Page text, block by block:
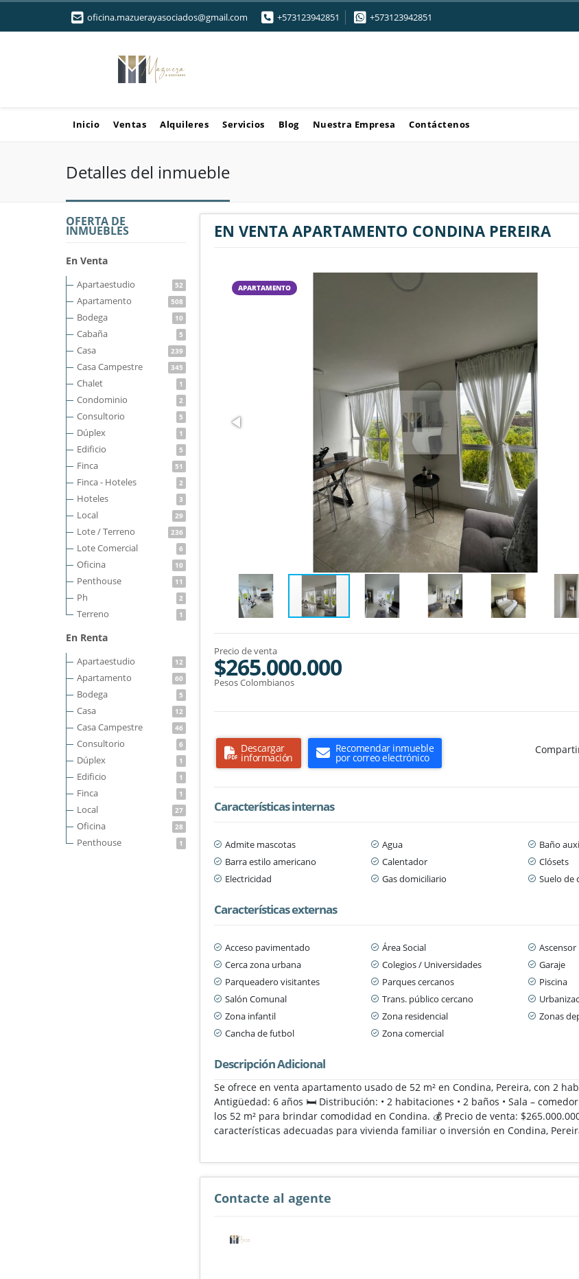
oficina.mazuerayasociados@gmail.com +573123942851 +573123942851
Inicio Ventas Alquileres Servicios Blog Nuestra Empresa Contáctenos
Detalles del inmueble
OFERTA DE
INMUEBLES
En Venta
Apartaestudio 52
Apartamento 508
Bodega 10
Cabaña 5
Casa 239
Casa Campestre 345
Chalet 1
Condominio 2
Consultorio 5
Dúplex 1
Edificio 5
Finca 51
Finca - Hoteles 2
Hoteles 3
Local 29
Lote / Terreno 236
Lote Comercial 6
Oficina 10
Penthouse 11
Ph 2
Terreno 1
En Renta
Apartaestudio 12
Apartamento 60
Bodega 5
Casa 12
Casa Campestre 46
Consultorio 6
Dúplex 1
Edificio 1
Finca 1
Local 27
Oficina 28
Penthouse 1
EN VENTA APARTAMENTO CONDINA PEREIRA
APARTAMENTO
Precio de venta
$265.000.000
Pesos Colombianos
Descargar
información
Recomendar inmueble
por correo electrónico
Características internas
Admite mascotas Agua Baño
Barra estilo americano
Calentador Clósets
Electricidad
Gas domiciliario Suelo de
Características externas
Acceso pavimentado Área Social Ascensor
Cerca zona urbana
Colegios / Universidades Garaje
Parqueadero visitantes
Parques cercanos Piscina
Salón Comunal
Trans. público cercano
Zona infantil
Zona residencial Zonas
Cancha de futbol
Zona comercial
Descripción Adicional
Se ofrece en venta apartamento usado de 52 m² en Condina, Pereira, con 2
Antigüedad: 6 años 🛏️ Distribución: • 2 habitaciones • 2 baños • Sala –
los 52 m² para brindar comodidad en Condina. 💰 Precio de venta:
características adecuadas para vivienda familiar o inversión en Condina,
Contacte al agente